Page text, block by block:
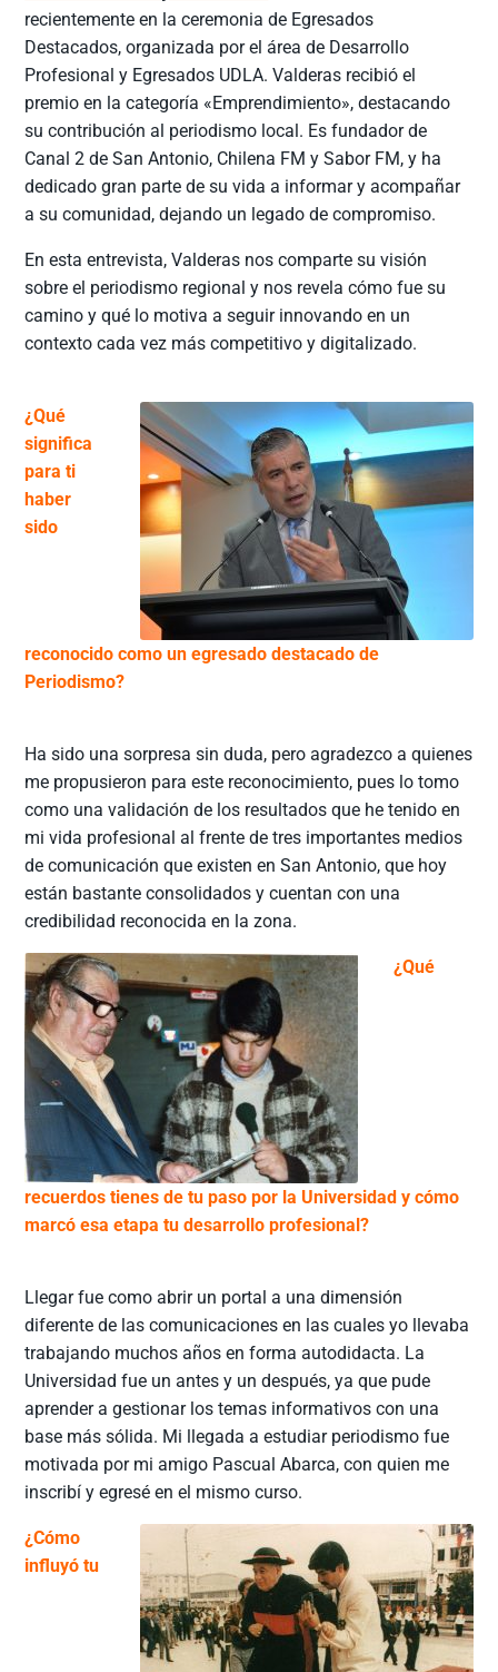
recientemente en la ceremonia de Egresados
Destacados, organizada por el área de Desarrollo
Profesional y Egresados UDLA. Valderas recibió el
premio en la categoría «Emprendimiento», destacando
su contribución al periodismo local. Es fundador de
Canal 2 de San Antonio, Chilena FM y Sabor FM, y ha
dedicado gran parte de su vida a informar y acompañar
a su comunidad, dejando un legado de compromiso.
En esta entrevista, Valderas nos comparte su visión
sobre el periodismo regional y nos revela cómo fue su
camino y qué lo motiva a seguir innovando en un
contexto cada vez más competitivo y digitalizado.
¿Qué
significa
para ti
haber
sido
reconocido como un egresado destacado de
Periodismo?
Ha sido una sorpresa sin duda, pero agradezco a quienes
me propusieron para este reconocimiento, pues lo tomo
como una validación de los resultados que he tenido en
mi vida profesional al frente de tres importantes medios
de comunicación que existen en San Antonio, que hoy
están bastante consolidados y cuentan con una
credibilidad reconocida en la zona.
¿Qué
recuerdos tienes de tu paso por la Universidad y cómo
marcó esa etapa tu desarrollo profesional?
Llegar fue como abrir un portal a una dimensión
diferente de las comunicaciones en las cuales yo llevaba
trabajando muchos años en forma autodidacta. La
Universidad fue un antes y un después, ya que pude
aprender a gestionar los temas informativos con una
base más sólida. Mi llegada a estudiar periodismo fue
motivada por mi amigo Pascual Abarca, con quien me
inscribí y egresé en el mismo curso.
¿Cómo
influyó tu